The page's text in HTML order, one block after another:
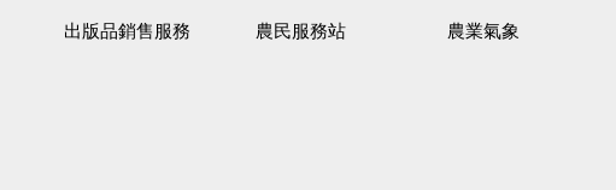
出版品銷售服務 農民服務站 農業氣象